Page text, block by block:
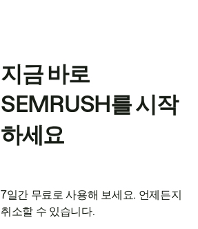
지금 바로
SEMRUSH를 시작
하세요
7일간 무료로 사용해 보세요. 언제든지
취소할 수 있습니다.